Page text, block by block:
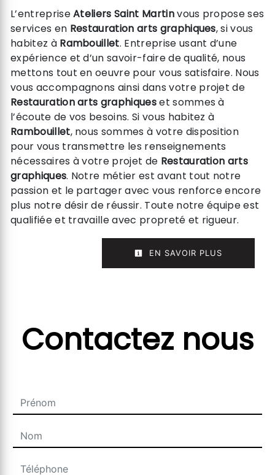
L’entrepriseAteliers Saint Martinvous propose ses
services en Restauration arts graphiques, si vous
habitez à Rambouillet. Entreprise usant d’une
expérience et d’un savoir-faire de qualité, nous
mettons tout en oeuvre pour vous satisfaire. Nous
vous accompagnons ainsi dans votre projet de
Restauration arts graphiqueset sommes à
l’écoute de vos besoins. Si vous habitez à
Rambouillet, nous sommes à votre disposition
pour vous transmettre les renseignements
nécessaires à votre projet de Restauration arts
graphiques. Notre métier est avant tout notre
passion et le partager avec vous renforce encore
plus notre désir de réussir. Toute notre équipe est
qualifiée et travaille avec propreté et rigueur.
EN SAVOIR PLUS
Contactez nous